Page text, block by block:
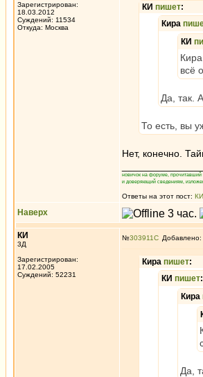
Зарегистрирован:
18.03.2012
Суждений: 11534
Откуда: Москва
КИ пишет:
Кира
КИ
всё
Да, так.
То есть, вы
Нет, конечно.
новичок на форуме, прочитавший
и доверяющий сведениям,
Ответы на этот пост: КИ
Наверх
КИ
3Д
Зарегистрирован:
17.02.2005
Суждений: 52231
№303911
Кира пишет:
КИ пишет:
Кира
Да,